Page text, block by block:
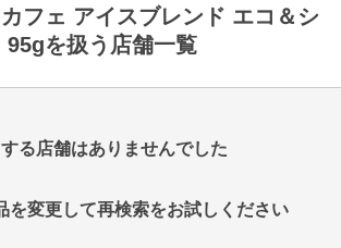
フェ アイスブレンド エコ＆シ
95gを扱う店舗一覧
る店舗はありませんでした
を変更して再検索をお試しください